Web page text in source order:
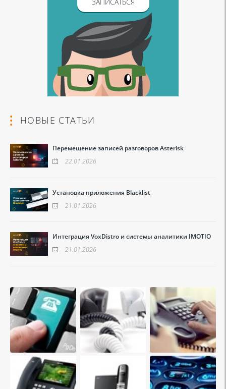
ЗАПИСАТЬСЯ
НОВЫЕ СТАТЬИ
Перемещение записей разговоров Asterisk
22.01.2026
Установка приложения Blacklist
21.01.2026
Интеграция VoxDistro и системы аналитики IMOTIO
21.01.2026